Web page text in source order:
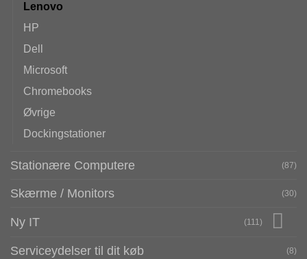
Lenovo
HP
Dell
Microsoft
Chromebooks
Øvrige
Dockingstationer
Stationære Computere (87)
Skærme / Monitors (30)
Ny IT (111)
Serviceydelser til dit køb (8)